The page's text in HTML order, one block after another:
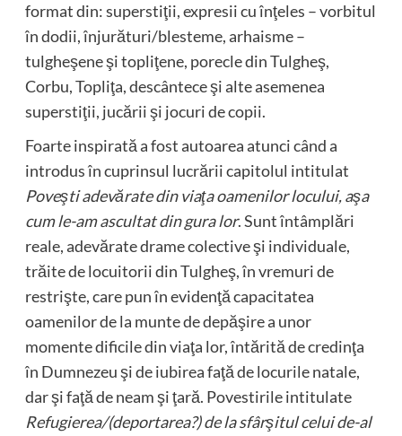
format din: superstiţii, expresii cu înţeles – vorbitul
în dodii, înjurături/blesteme, arhaisme –
tulgheşene şi topliţene, porecle din Tulgheş,
Corbu, Topliţa, descântece şi alte asemenea
superstiţii, jucării şi jocuri de copii.
Foarte inspirată a fost autoarea atunci când a
introdus în cuprinsul lucrării capitolul intitulat
Poveşti adevărate din viaţa oamenilor locului, aşa
cum le-am ascultat din gura lor. Sunt întâmplări
reale, adevărate drame colective şi individuale,
trăite de locuitorii din Tulgheş, în vremuri de
restrişte, care pun în evidenţă capacitatea
oamenilor de la munte de depăşire a unor
momente dificile din viaţa lor, întărită de credinţa
în Dumnezeu şi de iubirea faţă de locurile natale,
dar şi faţă de neam şi ţară. Povestirile intitulate
Refugierea/(deportarea?) de la sfârşitul celui de-al